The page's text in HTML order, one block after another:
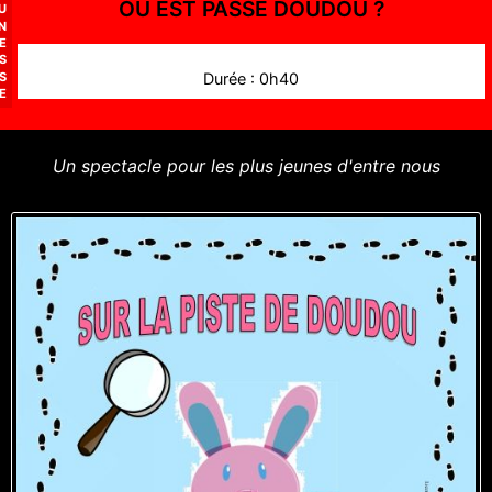
OÙ EST PASSÉ DOUDOU ?
Durée : 0h40
Un spectacle pour les plus jeunes d'entre nous